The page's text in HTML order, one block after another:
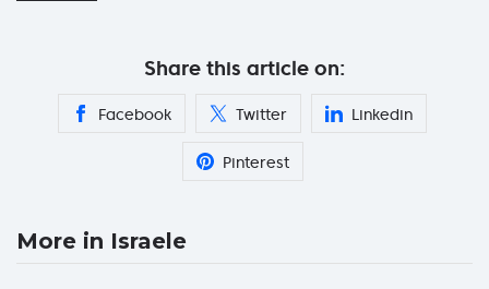
Share this article on:
Facebook Twitter Linkedin
Pinterest
More in Israele